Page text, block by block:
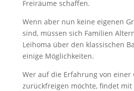
Freiräume schaffen.
Wenn aber nun keine eigenen
sind, müssen sich Familien
Leihoma über den klassischen
einige Möglichkeiten.
Wer auf die Erfahrung von einer
zurückfreigen möchte, findet mit